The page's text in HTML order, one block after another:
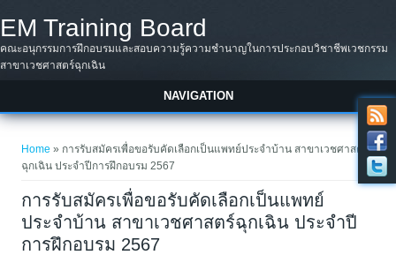
EM Training Board
คณะอนุกรรมการฝึกอบรมและสอบความรู้ความชำนาญในการประกอบวิชาชีพเวชกรรม
สาขาเวชศาสตร์ฉุกเฉิน
NAVIGATION
Home » การรับสมัครเพื่อขอรับคัดเลือกเป็นแพทย์ประจำบ้าน สาขาเวชศาสตร์
ฉุกเฉิน ประจำปีการฝึกอบรม 2567
การรับสมัครเพื่อขอรับคัดเลือกเป็นแพทย์
ประจำบ้าน สาขาเวชศาสตร์ฉุกเฉิน ประจำปี
การฝึกอบรม 2567